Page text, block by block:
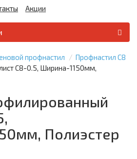
Акции
профнастил
Профнастил С8
С8-0.5, Ширина-1150мм,
Полиэстер